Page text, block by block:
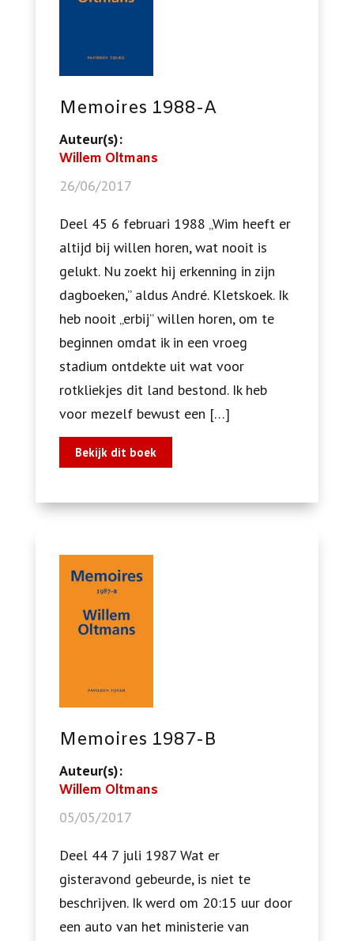
Memoires 1988-A
Auteur(s):
Willem Oltmans
26/06/2017
Deel 45 6 februari 1988 „Wim heeft er
altijd bij willen horen, wat nooit is
gelukt. Nu zoekt hij erkenning in zijn
dagboeken,” aldus André. Kletskoek. Ik
heb nooit „erbij” willen horen, om te
beginnen omdat ik in een vroeg
stadium ontdekte uit wat voor
rotkliekjes dit land bestond. Ik heb
voor mezelf bewust een […]
Bekijk dit boek
Memoires 1987-B
Auteur(s):
Willem Oltmans
05/05/2017
Deel 44 7 juli 1987 Wat er
gisteravond gebeurde, is niet te
beschrijven. Ik werd om 20:15 uur door
een auto van het ministerie van